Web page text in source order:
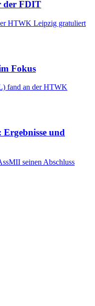
der FDIT
HTWK Leipzig gratuliert
Fokus
fand an der HTWK
und
seinen Abschluss